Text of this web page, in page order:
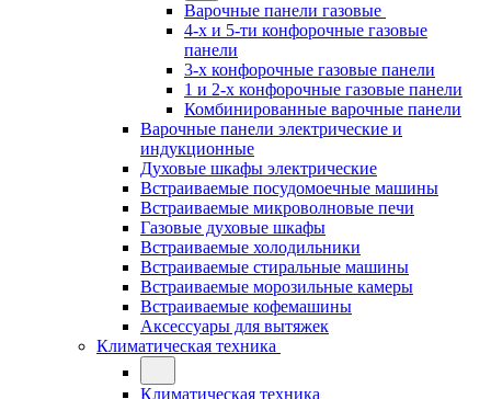
Варочные панели газовые
4-х и 5-ти конфорочные газовые
панели
3-х конфорочные газовые панели
1 и 2-х конфорочные газовые панели
Комбинированные варочные панели
Варочные панели электрические и
индукционные
Духовые шкафы электрические
Встраиваемые посудомоечные машины
Встраиваемые микроволновые печи
Газовые духовые шкафы
Встраиваемые холодильники
Встраиваемые стиральные машины
Встраиваемые морозильные камеры
Встраиваемые кофемашины
Аксессуары для вытяжек
Климатическая техника
Климатическая техника